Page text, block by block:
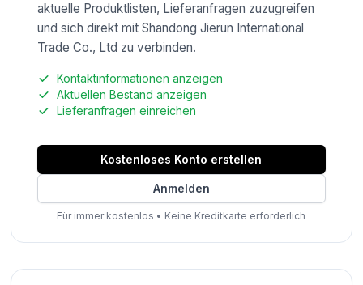
aktuelle Produktlisten, Lieferanfragen zuzugreifen
und sich direkt mit Shandong Jierun International
Trade Co., Ltd zu verbinden.
Kontaktinformationen anzeigen
Aktuellen Bestand anzeigen
Lieferanfragen einreichen
Kostenloses Konto erstellen
Anmelden
Für immer kostenlos • Keine Kreditkarte erforderlich